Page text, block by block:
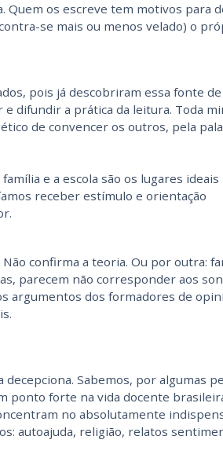
Quem os escreve tem motivos para
se mais ou menos velado) o
pois já descobriram essa fonte
difundir a prática da leitura. Toda
de convencer os outros, pela
e a escola são os lugares ideais
receber estímulo e orientação
confirma a teoria. Ou por outra:
parecem não corresponder aos
argumentos dos formadores de
Sabemos, por algumas
ponto forte na vida docente
no absolutamente
autoajuda, religião, relatos